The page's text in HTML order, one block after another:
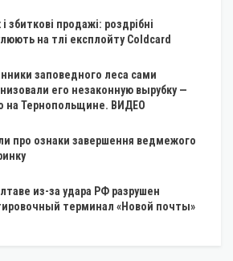
збиткові продажі: роздрібні
на тлі експлойту Coldcard
заповедного леса сами
его незаконную вырубку —
на Тернопольщине. ВИДЕО
про ознаки завершення ведмежого
из-за удара РФ разрушен
терминал «Новой почты»